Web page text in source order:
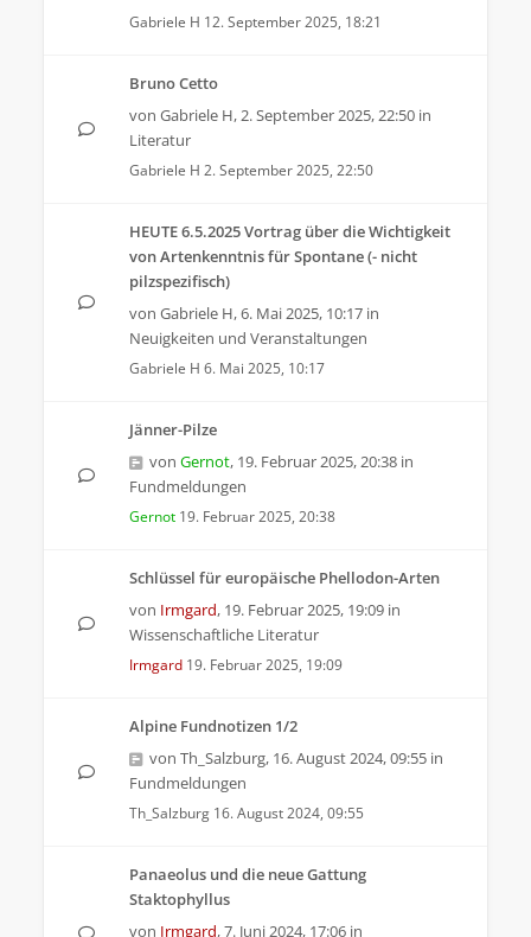
Gabriele H 12. September 2025, 18:21
Bruno Cetto
von Gabriele H,2. September 2025, 22:50 in
Literatur
Gabriele H 2. September 2025, 22:50
HEUTE 6.5.2025 Vortrag über die Wichtigkeit
von Artenkenntnis für Spontane (- nicht
pilzspezifisch)
von Gabriele H,6. Mai 2025, 10:17 in
Neuigkeiten und Veranstaltungen
Gabriele H 6. Mai 2025, 10:17
Jänner-Pilze
von Gernot, 19. Februar 2025, 20:38 in
Fundmeldungen
Gernot 19. Februar 2025, 20:38
Schlüssel für europäische Phellodon-Arten
von Irmgard, 19. Februar 2025, 19:09 in
Wissenschaftliche Literatur
Irmgard 19. Februar 2025, 19:09
Alpine Fundnotizen 1/2
von Th_Salzburg, 16. August 2024, 09:55 in
Fundmeldungen
Th_Salzburg 16. August 2024, 09:55
Panaeolus und die neue Gattung
Staktophyllus
von Irmgard,7. Juni 2024, 17:06 in